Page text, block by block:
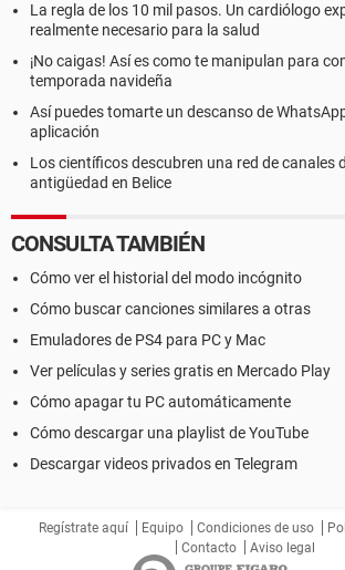
La regla de los 10 mil pasos. Un cardiólogo
realmente necesario para la salud
¡No caigas! Así es como te manipulan para
temporada navideña
Así puedes tomarte un descanso de
aplicación
Los científicos descubren una red de canales
antigüedad en Belice
CONSULTA TAMBIÉN
Cómo ver el historial del modo incógnito
Cómo buscar canciones similares a otras
Emuladores de PS4 para PC y Mac
Ver películas y series gratis en Mercado Play
Cómo apagar tu PC automáticamente
Cómo descargar una playlist de YouTube
Descargar videos privados en Telegram
Regístrate aquí Equipo Condiciones de uso
Contacto
Aviso legal